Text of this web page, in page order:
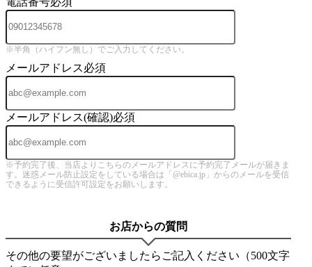
※半角（ハイフン無し）でご入力してください。
メールアドレス必須
メールアドレス(確認)必須
※予約完了後、当店よりこちらのメールアドレスに予約完了メールが届きま
す。迷惑メール防止設定をしている場合は「@ebica.jp」からのメールを受信
できるように受信許可設定をお願いします。
お店からの質問
その他の要望がございましたらご記入ください（500文字